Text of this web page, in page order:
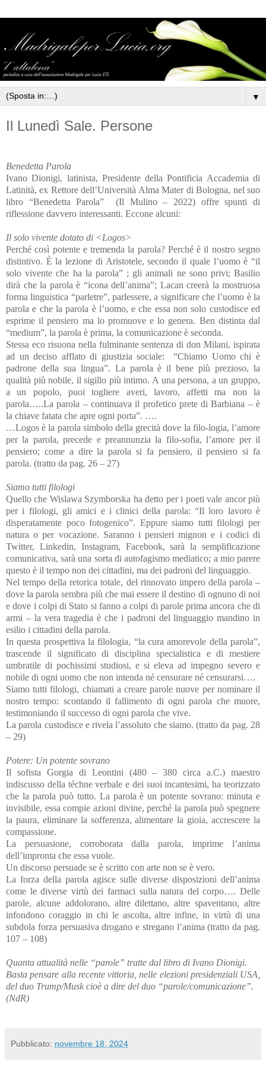
▼
Il Lunedì Sale. Persone
Benedetta Parola
Ivano Dionigi, latinista, Presidente della Pontificia Accademia di
Latinità, ex Rettore dell’Università Alma Mater di Bologna, nel suo
libro “Benedetta Parola”
(Il Mulino – 2022) offre spunti di
riflessione davvero interessanti. Eccone alcuni:
Il solo vivente dotato di <Logos>
Perché così potente e tremenda la parola? Perché è il nostro segno
distintivo. È la lezione di Aristotele, secondo il quale l’uomo è “il
solo vivente che ha la parola” ; gli animali ne sono privi; Basilio
dirà che la parola è “icona dell’anima”; Lacan creerà la mostruosa
forma linguistica “parletre”, parlessere, a significare che l’uomo è la
parola e che la parola è l’uomo, e che essa non solo custodisce ed
esprime il pensiero ma lo promuove e lo genera. Ben distinta dal
“medium”, la parola è prima, la comunicazione è seconda.
Stessa eco risuona nella fulminante sentenza di don Milani, ispirata
ad un deciso afflato di giustizia sociale:
“Chiamo Uomo chi è
padrone della sua lingua”. La parola è il bene più prezioso, la
qualità più nobile, il sigillo più intimo. A una persona, a un gruppo,
a un popolo, puoi togliere averi, lavoro, affetti ma non la
parola…..La parola – continuava il profetico prete di Barbiana – è
la chiave fatata che apre ogni porta”. ….
…Logos è la parola simbolo della grecità dove la filo-logia, l’amore
per la parola, precede e preannunzia la filo-sofia, l’amore per il
pensiero; come a dire la parola si fa pensiero, il pensiero si fa
parola. (tratto da pag. 26 – 27)
Siamo tutti filologi
Quello che Wislawa Szymborska ha detto per i poeti vale ancor più
per i filologi, gli amici e i clinici della parola: “Il loro lavoro è
disperatamente poco fotogenico”. Eppure siamo tutti filologi per
natura o per vocazione. Saranno i pensieri mignon e i codici di
Twitter, Linkedin, Instagram, Facebook, sarà la semplificazione
comunicativa, sarà una sorta di autofagismo mediatico; a mio parere
questo è il tempo non dei cittadini, ma dei padroni del linguaggio.
Nel tempo della retorica totale, del rinnovato impero della parola –
dove la parola sembra più che mai essere il destino di ognuno di noi
e dove i colpi di Stato si fanno a colpi di parole prima ancora che di
armi – la vera tragedia è che i padroni del linguaggio mandino in
esilio i cittadini della parola.
In questa prospettiva la filologia, “la cura amorevole della parola”,
trascende il significato di disciplina specialistica e di mestiere
umbratile di pochissimi studiosi, e si eleva ad impegno severo e
nobile di ogni uomo che non intenda né censurare né censurarsi….
Siamo tutti filologi, chiamati a creare parole nuove per nominare il
nostro tempo: scontando il fallimento di ogni parola che muore,
testimoniando il successo di ogni parola che vive.
La parola custodisce e rivela l’assoluto che siamo. (tratto da pag. 28
– 29)
Potere: Un potente sovrano
Il sofista Gorgia di Leontini (480 – 380 circa a.C.) maestro
indiscusso della téchne verbale e dei suoi incantesimi, ha teorizzato
che la parola può tutto. La parola è un potente sovrano: minuta e
invisibile, essa compie azioni divine, perché la parola può spegnere
la paura, eliminare la sofferenza, alimentare la gioia, accrescere la
compassione.
La persuasione, corroborata dalla parola, imprime l’anima
dell’impronta che essa vuole.
Un discorso persuade se è scritto con arte non se è vero.
La forza della parola agisce sulle diverse disposizioni dell’anima
come le diverse virtù dei farmaci sulla natura del corpo…. Delle
parole, alcune addolorano, altre dilettano, altre spaventano, altre
infondono coraggio in chi le ascolta, altre infine, in virtù di una
subdola forza persuasiva drogano e stregano l’anima (tratto da pag.
107 – 108)
Quanta attualità nelle “parole” tratte dal libro di Ivano Dionigi.
Basta pensare alla recente vittoria, nelle elezioni presidenziali USA,
del duo Trump/Musk cioè a dire del duo “parole/comunicazione”.
(NdR)
Pubblicato: novembre 18, 2024